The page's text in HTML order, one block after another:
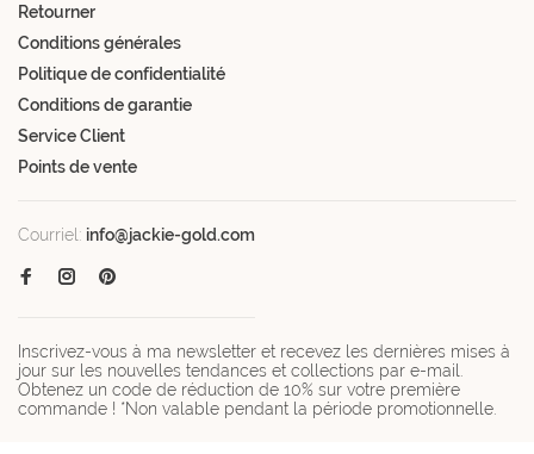
Retourner
Conditions générales
Politique de confidentialité
Conditions de garantie
Service Client
Points de vente
Courriel: info@jackie-gold.com
Inscrivez-vous à ma newsletter et recevez les dernières mises à
jour sur les nouvelles tendances et collections par e-mail.
Obtenez un code de réduction de 10% sur votre première
commande ! *Non valable pendant la période promotionnelle.